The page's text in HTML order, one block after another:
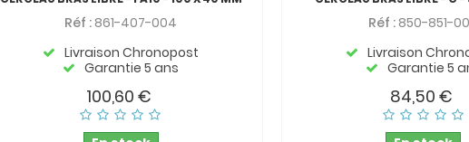
Réf : 861-407-004
Livraison Chronopost
Garantie 5 ans
100,60 €
Réf : 850-851-
Livraison
Garantie 5
84,50 €